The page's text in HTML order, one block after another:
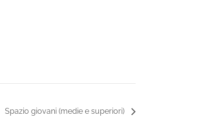
Spazio giovani (medie e superiori)